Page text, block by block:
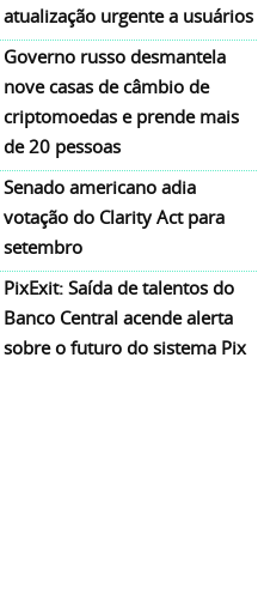
atualização urgente a usuários
Governo russo desmantela
nove casas de câmbio de
criptomoedas e prende mais
de 20 pessoas
Senado americano adia
votação do Clarity Act para
setembro
PixExit: Saída de talentos do
Banco Central acende alerta
sobre o futuro do sistema Pix